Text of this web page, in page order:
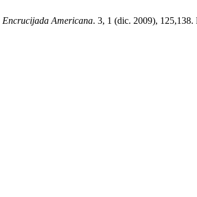
Encrucijada Americana. 3, 1 (dic. 2009),